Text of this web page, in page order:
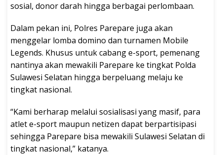
sosial, donor darah hingga berbagai perlombaan.
Dalam pekan ini, Polres Parepare juga akan
menggelar lomba domino dan turnamen Mobile
Legends. Khusus untuk cabang e-sport, pemenang
nantinya akan mewakili Parepare ke tingkat Polda
Sulawesi Selatan hingga berpeluang melaju ke
tingkat nasional.
“Kami berharap melalui sosialisasi yang masif, para
atlet e-sport maupun netizen dapat berpartisipasi
sehingga Parepare bisa mewakili Sulawesi Selatan di
tingkat nasional,” katanya.